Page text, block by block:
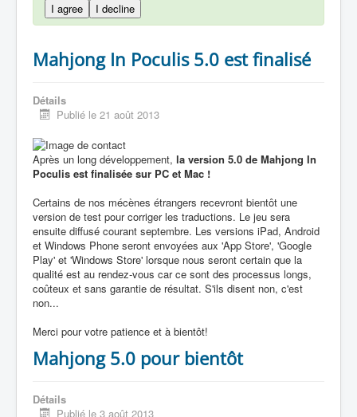
I agree
I decline
Mahjong In Poculis 5.0 est finalisé
Détails
Publié le 21 août 2013
Après un long développement, la version 5.0 de Mahjong In
Poculis est finalisée sur PC et Mac !
Certains de nos mécènes étrangers recevront bientôt une
version de test pour corriger les traductions. Le jeu sera
ensuite diffusé courant septembre. Les versions iPad, Android
et Windows Phone seront envoyées aux 'App Store', 'Google
Play' et 'Windows Store' lorsque nous seront certain que la
qualité est au rendez-vous car ce sont des processus longs,
coûteux et sans garantie de résultat. S'ils disent non, c'est
non...
Merci pour votre patience et à bientôt!
Mahjong 5.0 pour bientôt
Détails
Publié le 3 août 2013